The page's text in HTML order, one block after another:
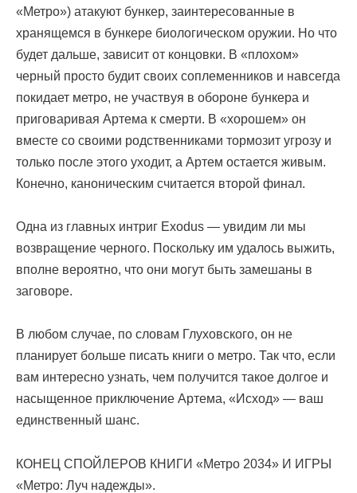
«Метро») атакуют бункер, заинтересованные в
хранящемся в бункере биологическом оружии. Но что
будет дальше, зависит от концовки. В «плохом»
черный просто будит своих соплеменников и навсегда
покидает метро, ​​не участвуя в обороне бункера и
приговаривая Артема к смерти. В «хорошем» он
вместе со своими родственниками тормозит угрозу и
только после этого уходит, а Артем остается живым.
Конечно, каноническим считается второй финал.
Одна из главных интриг Exodus — увидим ли мы
возвращение черного. Поскольку им удалось выжить,
вполне вероятно, что они могут быть замешаны в
заговоре.
В любом случае, по словам Глуховского, он не
планирует больше писать книги о метро. Так что, если
вам интересно узнать, чем получится такое долгое и
насыщенное приключение Артема, «Исход» — ваш
единственный шанс.
КОНЕЦ СПОЙЛЕРОВ КНИГИ «Метро 2034» И ИГРЫ
«Метро: Луч надежды».